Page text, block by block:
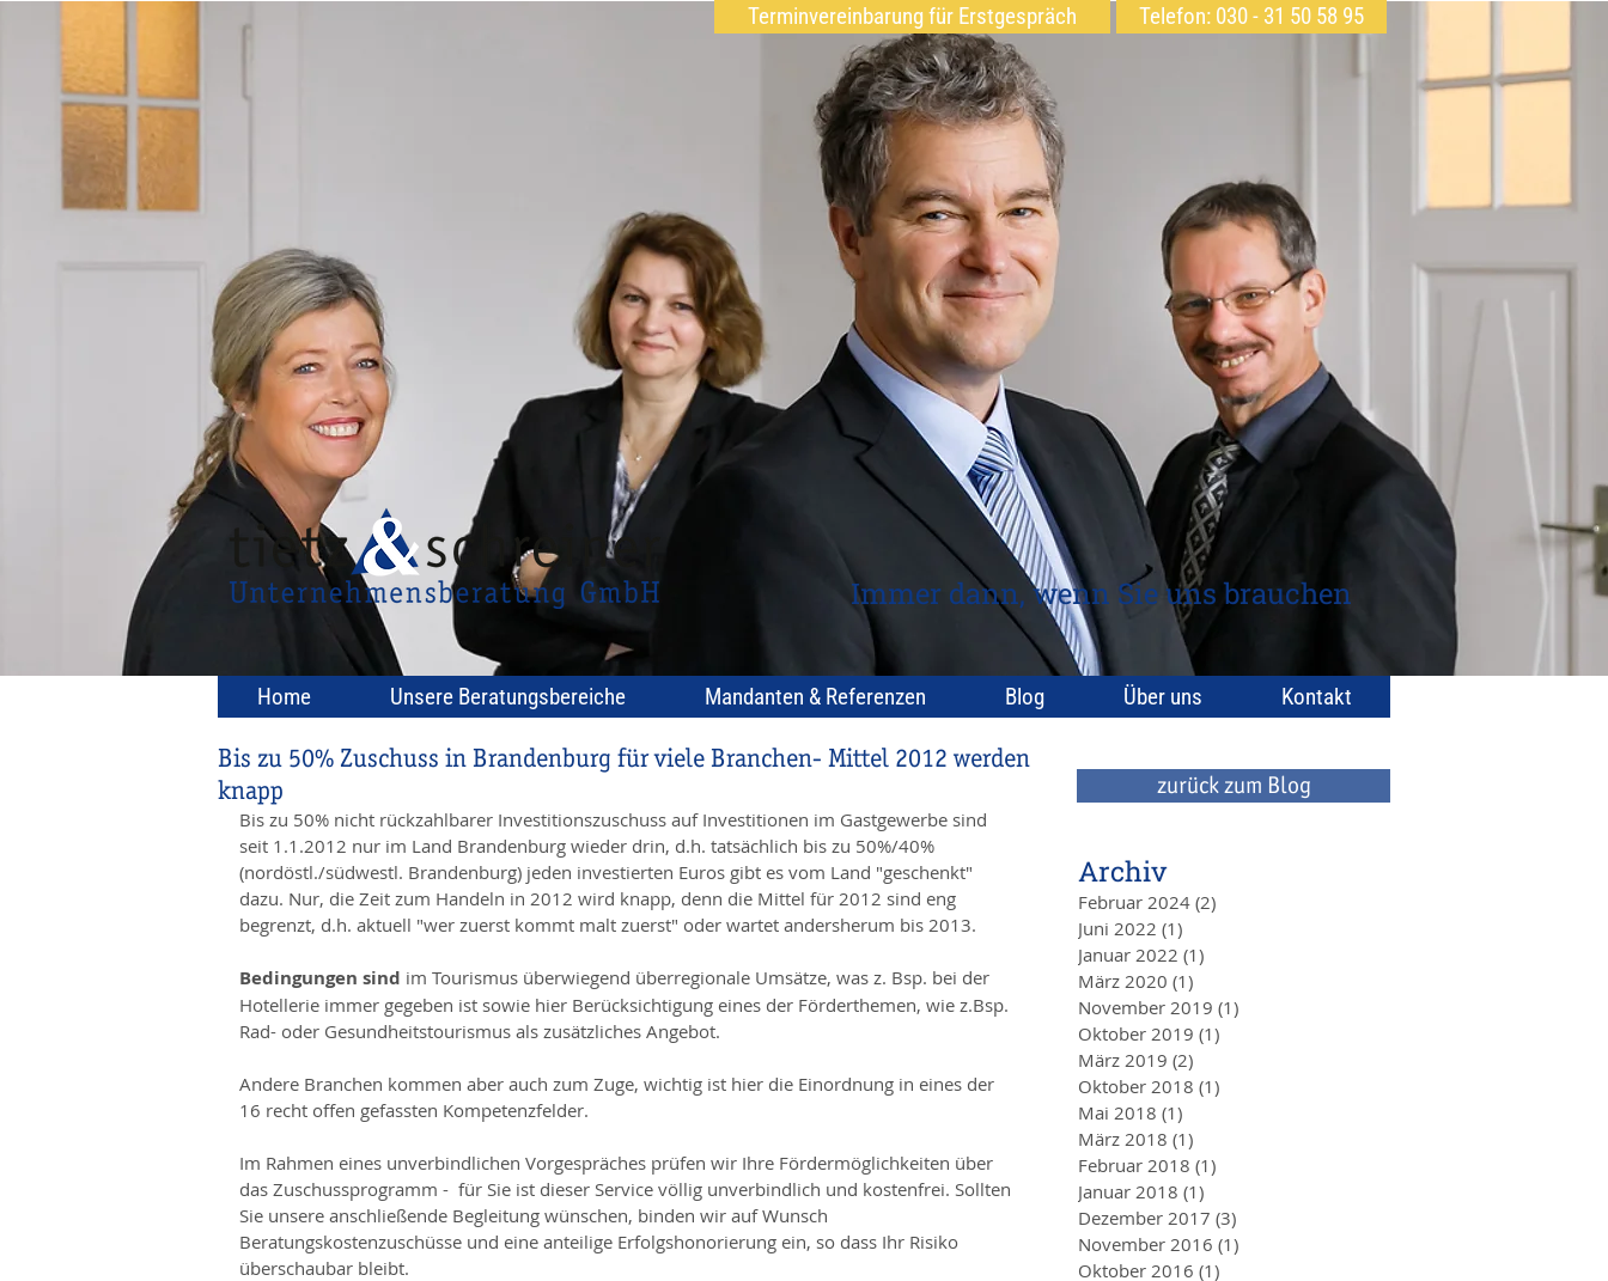
Terminvereinbarung für Erstgespräch
Immer dann, wenn Sie uns brauchen
Telefon: 030 - 31 50 58 95
Home Unsere Beratungsbereiche Mandanten & Referenzen Blog Über uns Kontakt
Bis zu 50% Zuschuss in Brandenburg für viele Branchen- Mittel 2012 werden
knapp
Bis zu 50% nicht rückzahlbarer Investitionszuschuss auf Investitionen im Gastgewerbe sind
seit 1.1.2012 nur im Land Brandenburg wieder drin, d.h. tatsächlich bis zu 50%/40%
(nordöstl./südwestl. Brandenburg) jeden investierten Euros gibt es vom Land "geschenkt"
dazu. Nur, die Zeit zum Handeln in 2012 wird knapp, denn die Mittel für 2012 sind eng
begrenzt, d.h. aktuell "wer zuerst kommt malt zuerst" oder wartet andersherum bis 2013.
Bedingungen sind im Tourismus überwiegend überregionale Umsätze, was z. Bsp. bei der
Hotellerie immer gegeben ist sowie hier Berücksichtigung eines der Förderthemen, wie z.Bsp.
Rad- oder Gesundheitstourismus als zusätzliches Angebot.
Andere Branchen kommen aber auch zum Zuge, wichtig ist hier die Einordnung in eines der
16 recht offen gefassten Kompetenzfelder.
Im Rahmen eines unverbindlichen Vorgespräches prüfen wir Ihre Fördermöglichkeiten über
das Zuschussprogramm -  für Sie ist dieser Service völlig unverbindlich und kostenfrei. Sollten
Sie unsere anschließende Begleitung wünschen, binden wir auf Wunsch
Beratungskostenzuschüsse und eine anteilige Erfolgshonorierung ein, so dass Ihr Risiko
überschaubar bleibt.
zurück zum Blog
Archiv
Februar 2024 (2)
Juni 2022 (1)
Januar 2022 (1)
März 2020 (1)
November 2019 (1)
Oktober 2019 (1)
März 2019 (2)
Oktober 2018 (1)
Mai 2018 (1)
März 2018 (1)
Februar 2018 (1)
Januar 2018 (1)
Dezember 2017 (3)
November 2016 (1)
Oktober 2016 (1)